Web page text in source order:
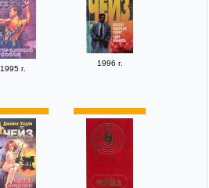
1995 г.
1996 г.